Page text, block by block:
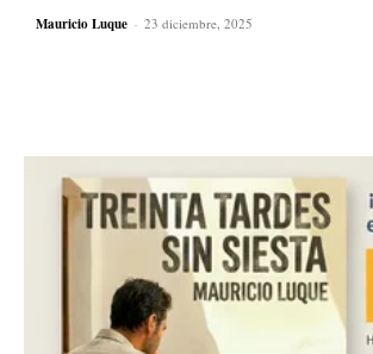
Mauricio Luque - 23 diciembre, 2025